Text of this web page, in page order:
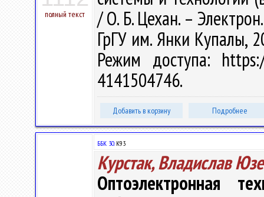
полный текст
/ О. Б. Цехан. –
ГрГУ им. Янки Купалы,
Режим доступа:
4141504746.
Добавить в корзину Подробнее
ББК 30.К93
Курстак, Владислав
Оптоэлектронная